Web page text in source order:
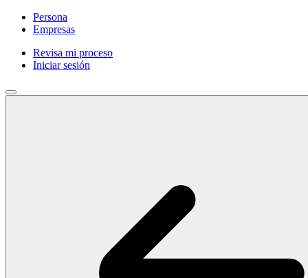
Persona
Empresas
Revisa mi proceso
Iniciar sesión